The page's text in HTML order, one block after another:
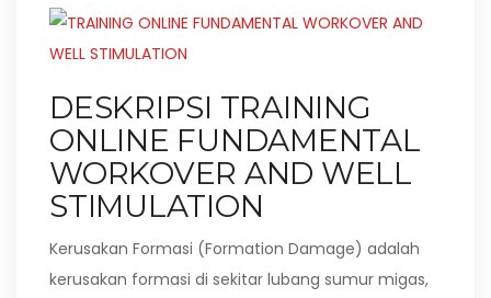
DESKRIPSI TRAINING
ONLINE FUNDAMENTAL
WORKOVER AND WELL
STIMULATION
Kerusakan Formasi (Formation Damage) adalah
kerusakan formasi di sekitar lubang sumur migas,